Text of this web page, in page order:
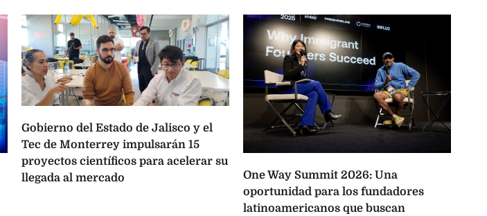
Gobierno del Estado de Jalisco y el
Tec de Monterrey impulsarán 15
proyectos científicos para acelerar su
llegada al mercado
One Way Summit 2026: Una
oportunidad para los fundadores
latinoamericanos que buscan